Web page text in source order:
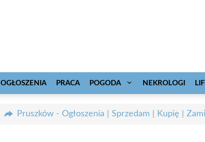
OGŁOSZENIA PRACA POGODA NEKROLOGI
Pruszków - Ogłoszenia | Sprzedam | Kupię |